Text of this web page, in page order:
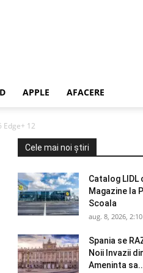
APPLE AFACERE
Edge+ 12
Cele mai noi știri
Catalog LIDL
Magazine la
Scoala
aug. 8, 2026,
Spania se
Noii Invazii
Ameninta